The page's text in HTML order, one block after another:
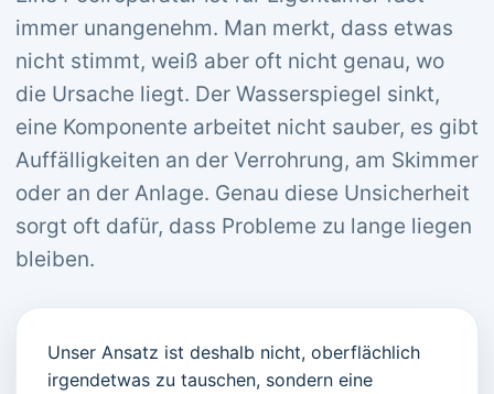
immer unangenehm. Man merkt, dass etwas
nicht stimmt, weiß aber oft nicht genau, wo
die Ursache liegt. Der Wasserspiegel sinkt,
eine Komponente arbeitet nicht sauber, es gibt
Auffälligkeiten an der Verrohrung, am Skimmer
oder an der Anlage. Genau diese Unsicherheit
sorgt oft dafür, dass Probleme zu lange liegen
bleiben.
Unser Ansatz ist deshalb nicht, oberflächlich
irgendetwas zu tauschen, sondern eine